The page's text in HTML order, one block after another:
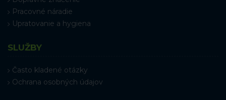
Pracovné náradie
Upratovanie a hygiena
SLUŽBY
Často kladené otázky
Ochrana osobných údajov